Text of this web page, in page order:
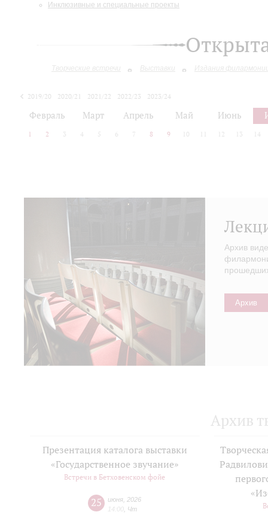
Инклюзивные и специальные проекты
Творческие встречи Выставки Издания
2019/20 2020/21 2021/22 2022/23
2023/24
Февраль Март Апрель Май Июнь
1 2 3 4 5 6 7 8 9 10 12 13 14
Архив
Архив
Архив
Презентация каталога выставки
«Государственное звучание»
Встречи в Бетховенском фойе
25 июня 2026
14:00 Чт